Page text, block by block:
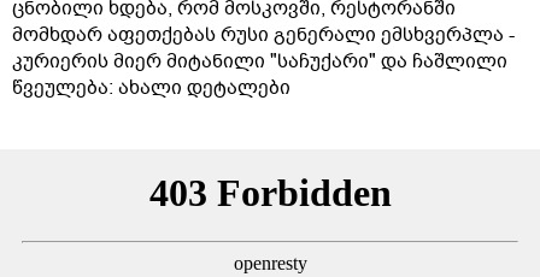
ცნობილი ხდება, რომ მოსკოვში, რესტორანში
მომხდარ აფეთქებას რუსი გენერალი ემსხვერპლა -
კურიერის მიერ მიტანილი "საჩუქარი" და ჩაშლილი
წვეულება: ახალი დეტალები